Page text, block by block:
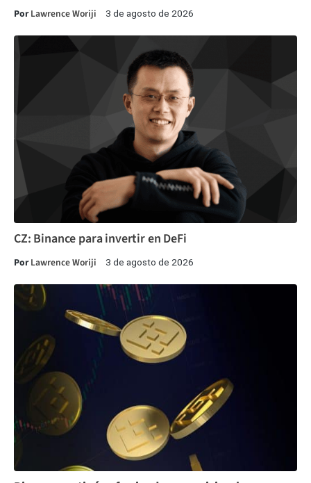
PorLawrence Woriji 3 de agosto de 2026
CZ: Binance para invertir en DeFi
PorLawrence Woriji 3 de agosto de 2026